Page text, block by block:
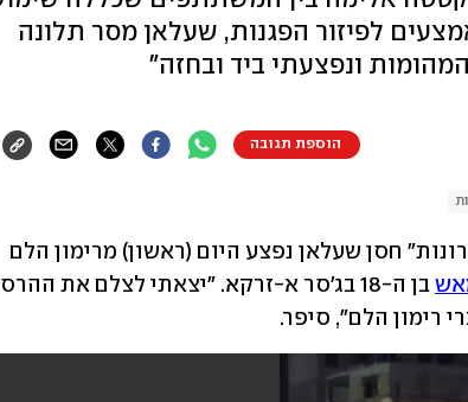
לפיזור הפגנות, שעלאן מסר תלונה
ונפצעתי ביד ובחזה"
הוספת תגובה
רימון הלם", סיפר.